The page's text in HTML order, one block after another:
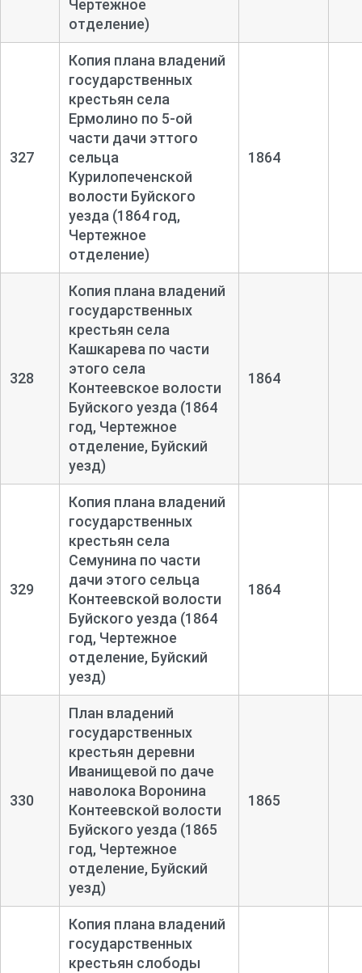
Чертежное
отделение)
327
Копия плана владений
государственных
крестьян села
Ермолино по 5-ой
части дачи эттого
сельца
Курилопеченской
волости Буйского
уезда (1864 год,
Чертежное
отделение)
1864
328
Копия плана владений
государственных
крестьян села
Кашкарева по части
этого села
Контеевское волости
Буйского уезда (1864
год, Чертежное
отделение, Буйский
уезд)
1864
329
Копия плана владений
государственных
крестьян села
Семунина по части
дачи этого сельца
Контеевской волости
Буйского уезда (1864
год, Чертежное
отделение, Буйский
уезд)
1864
330
План владений
государственных
крестьян деревни
Иванищевой по даче
наволока Воронина
Контеевской волости
Буйского уезда (1865
год, Чертежное
отделение, Буйский
уезд)
1865
Копия плана владений
государственных
крестьян слободы